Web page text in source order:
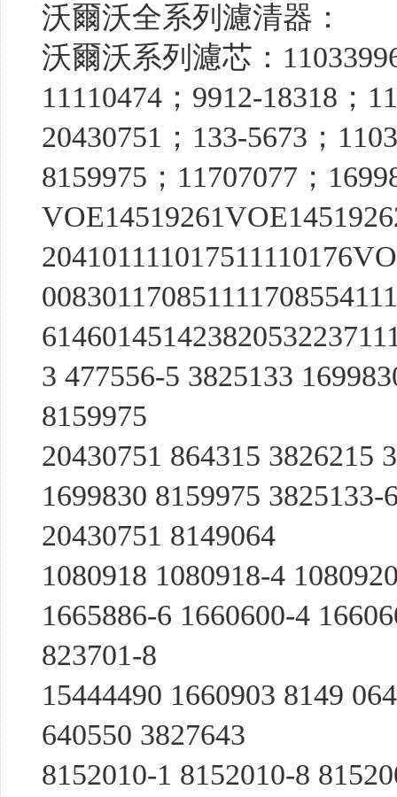
沃爾沃全系列濾清器：
沃爾沃系列濾芯：
11110474；9912-18318；
20430751；133-5673；
8159975；11707077；
3 477556-5 3825133
8159975
20430751 864315 3826215
1699830 8159975
20430751 8149064
1080918 1080918-4
1665886-6 1660600-4
823701-8
15444490 1660903 8149
640550 3827643
8152010-1 8152010-8